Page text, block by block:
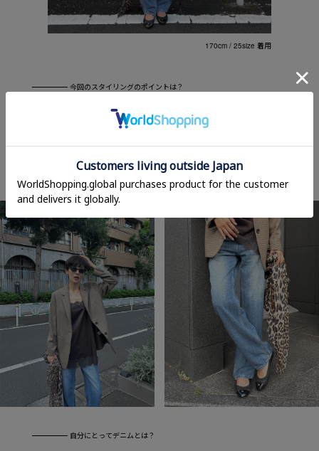
170cm / 25size 着用
今回のスタイリングのポイントは？
旬のブラウンのチェックジャケットにレースキャミソールを合わせて。 クラシ
ック×甘め×いつもの自分らしさ（デニム）。
アクセントにレオパードのストールと、ヴィンテージの雰囲気を出したかった
穿いた瞬間にスタイリングに深みが出てビックリしました。
自分にとってデニムとは？